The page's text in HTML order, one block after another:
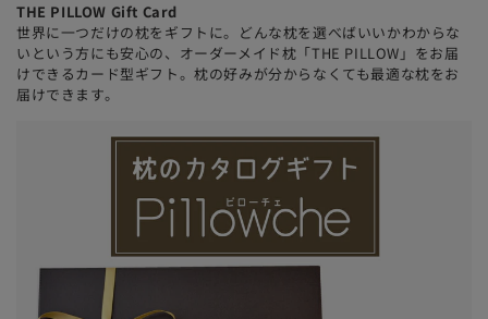
THE PILLOW Gift Card
世界に一つだけの枕をギフトに。どんな枕を選べばいいかわからな
いという方にも安心の、オーダーメイド枕「THE PILLOW」をお届
けできるカード型ギフト。枕の好みが分からなくても最適な枕をお
届けできます。